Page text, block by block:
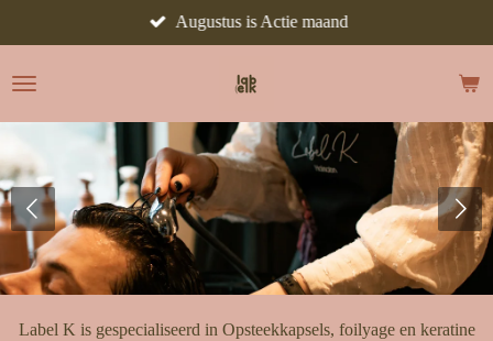
direct
naar
hoofdinhoud
Augustus is Actie maand
Label K is gespecialiseerd in Opsteekkapsels, foilyage en keratine